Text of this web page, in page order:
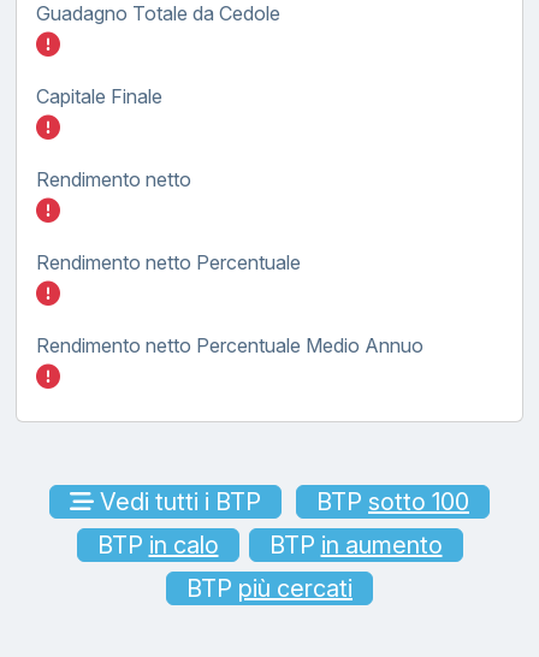
Guadagno Totale da Cedole
Inserisci quanto investire nel BTP TF
Capitale Finale
Inserisci quanto investire nel BTP TF
Rendimento netto
Inserisci quanto investire nel BTP TF
Rendimento netto Percentuale
Inserisci quanto investire nel BTP TF
Rendimento netto Percentuale Medio Annuo
Inserisci quanto investire nel BTP TF
Vedi tutti i BTP BTP sotto 100
BTP in calo BTP in aumento
BTP più cercati